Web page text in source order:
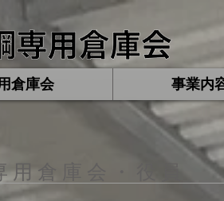
倉庫会 事業内
用 倉 庫 会 ・ 役 員